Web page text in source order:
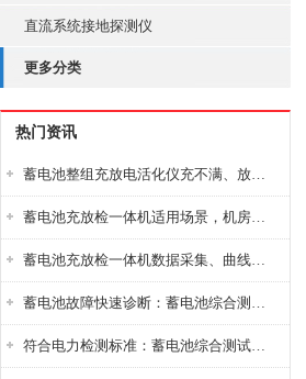
直流系统接地探测仪
更多分类
热门资讯
蓄电池整组充放电活化仪充不满、放不完怎么办？
蓄电池充放检一体机适用场景，机房基站变电站铅酸蓄电池维护检测应用
蓄电池充放检一体机数据采集、曲线分析与电池健康状态智能评估功能详解
蓄电池故障快速诊断：蓄电池综合测试仪判断落后电池的方法与标准
符合电力检测标准：蓄电池综合测试仪测试规范与精度校准方法详解